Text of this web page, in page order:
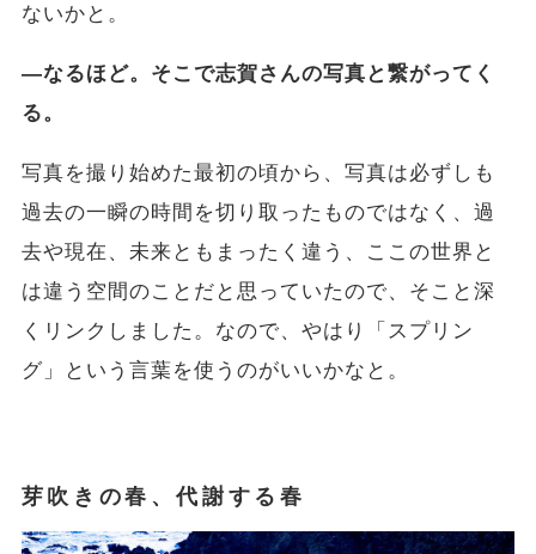
ないかと。
―なるほど。そこで志賀さんの写真と繋がってく
る。
写真を撮り始めた最初の頃から、写真は必ずしも
過去の一瞬の時間を切り取ったものではなく、過
去や現在、未来ともまったく違う、ここの世界と
は違う空間のことだと思っていたので、そこと深
くリンクしました。なので、やはり「スプリン
グ」という言葉を使うのがいいかなと。
芽吹きの春、代謝する春